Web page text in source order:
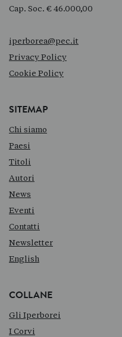
Cap. Soc. € 46.000,00
iperborea@pec.it
Privacy Policy
Cookie Policy
SITEMAP
Chi siamo
Paesi
Titoli
Autori
News
Eventi
Contatti
Newsletter
English
COLLANE
Gli Iperborei
I Corvi